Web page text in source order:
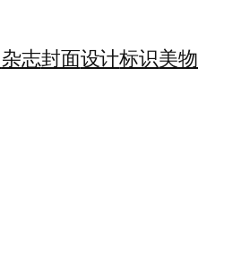
杂志封面设计标识美物